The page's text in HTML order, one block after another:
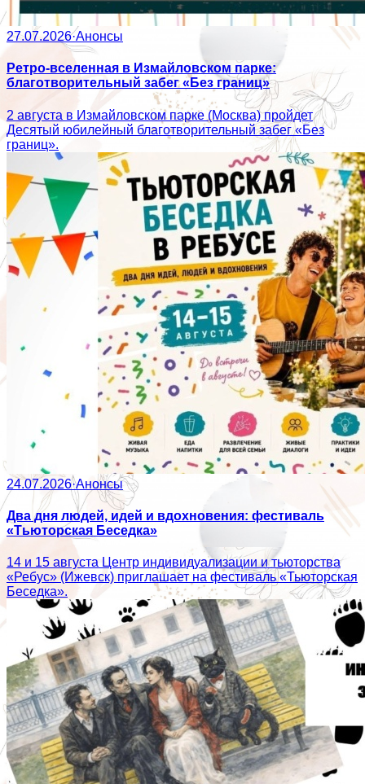
27.07.2026·Анонсы
Ретро-вселенная в Измайловском парке:
благотворительный забег «Без границ»
2 августа в Измайловском парке (Москва) пройдет
Десятый юбилейный благотворительный забег «Без
границ».
24.07.2026·Анонсы
Два дня людей, идей и вдохновения: фестиваль
«Тьюторская Беседка»
14 и 15 августа Центр индивидуализации и тьюторства
«Ребус» (Ижевск) приглашает на фестиваль «Тьюторская
Беседка».